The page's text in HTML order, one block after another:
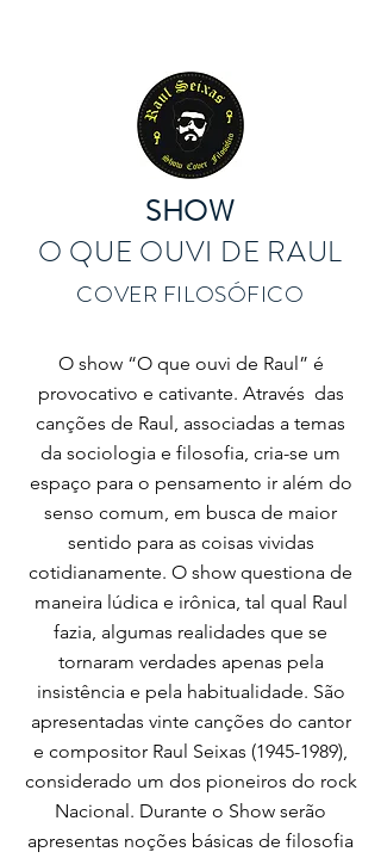
SHOW
O QUE OUVI DE RAUL
COVER FILOSÓFICO
O show “O que ouvi de Raul” é
provocativo e cativante. Através das
canções de Raul, associadas a temas
da sociologia e filosofia, cria-se um
espaço para o pensamento ir além do
senso comum, em busca de maior
sentido para as coisas vividas
cotidianamente. O show questiona de
maneira lúdica e irônica, tal qual Raul
fazia, algumas realidades que se
tornaram verdades apenas pela
insistência e pela habitualidade. São
apresentadas vinte canções do cantor
e compositor Raul Seixas (1945-1989),
considerado um dos pioneiros do rock
Nacional. Durante o Show serão
apresentas noções básicas de filosofia